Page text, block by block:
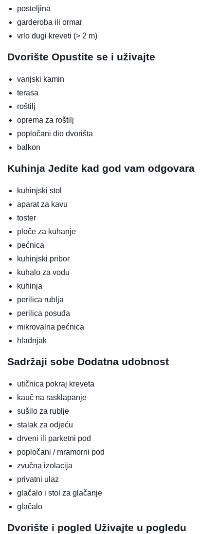
posteljina
garderoba ili ormar
vrlo dugi kreveti (> 2 m)
Dvorište Opustite se i uživajte
vanjski kamin
terasa
roštilj
oprema za roštilj
popločani dio dvorišta
balkon
Kuhinja Jedite kad god vam odgovara
kuhinjski stol
aparat za kavu
toster
ploče za kuhanje
pećnica
kuhinjski pribor
kuhalo za vodu
kuhinja
perilica rublja
perilica posuđa
mikrovalna pećnica
hladnjak
Sadržaji sobe Dodatna udobnost
utičnica pokraj kreveta
kauč na rasklapanje
sušilo za rublje
stalak za odjeću
drveni ili parketni pod
popločani / mramorni pod
zvučna izolacija
privatni ulaz
glačalo i stol za glačanje
glačalo
Dvorište i pogled Uživajte u pogledu